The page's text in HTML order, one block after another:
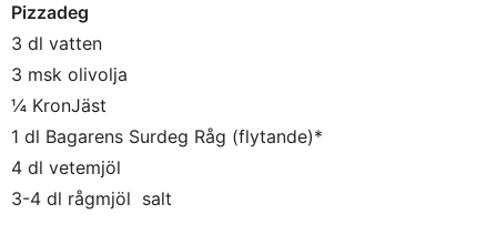
Pizzadeg
3 dl vatten
3 msk olivolja
¼ KronJäst
1 dl Bagarens Surdeg Råg (flytande)*
4 dl vetemjöl
3-4 dl rågmjöl salt